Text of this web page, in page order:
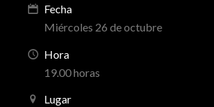
Fecha
Miércoles 26 de octubre
Hora
19.00 horas
Lugar